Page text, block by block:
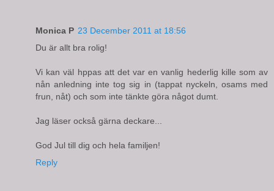
Monica P 23 December 2011 at 18:56
Du är allt bra rolig!
Vi kan väl hppas att det var en vanlig hederlig kille som av
nån anledning inte tog sig in (tappat nyckeln, osams med
frun, nåt) och som inte tänkte göra något dumt.
Jag läser också gärna deckare...
God Jul till dig och hela familjen!
Reply